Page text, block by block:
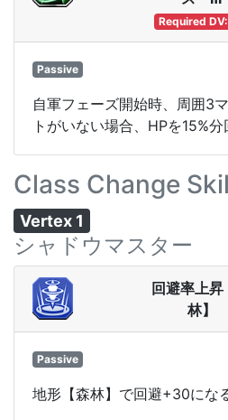
Required
Passive
自軍フェーズ開始時、周囲3
トがいない場合、HPを15%分
Class Change
Vertex 1
シャドウマスター
回避率上昇
林】
Passive
地形【森林】で回避+30にな